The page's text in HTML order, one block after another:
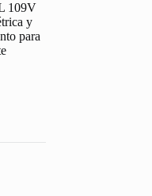
109V
y
para